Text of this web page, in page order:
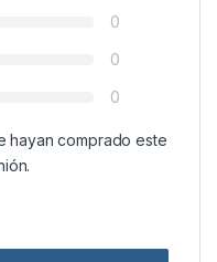
0
0
0
hayan comprado este